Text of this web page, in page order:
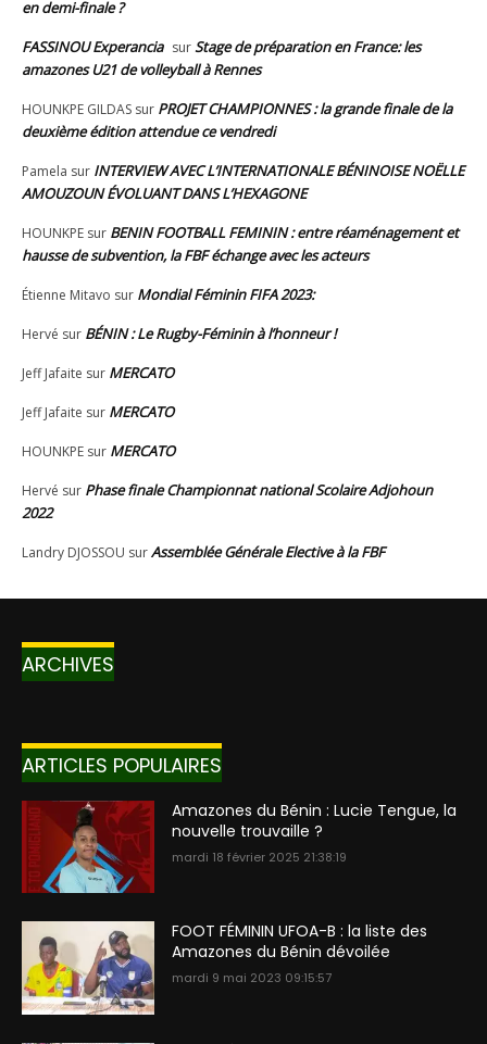
ARCHIVES
ARTICLES POPULAIRES
Amazones du Bénin : Lucie Tengue, la
nouvelle trouvaille ?
mardi 18 février 2025 21:38:19
FOOT FÉMININ UFOA-B : la liste des
Amazones du Bénin dévoilée
mardi 9 mai 2023 09:15:57